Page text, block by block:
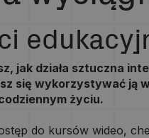
jak działa sztuczna
się wykorzystywać ją
życiu.
do kursów wideo,